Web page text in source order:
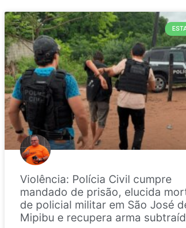
Violência: Polícia Civil cumpre
mandado de prisão, elucida
de policial militar em São José
Mipibu e recupera arma